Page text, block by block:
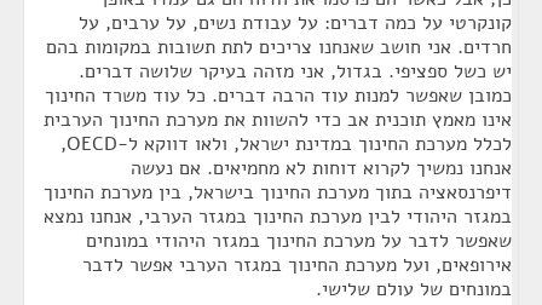
קונקרטי על כמה דברים: על עבודת נשים, על ערבים, על
חרדים. אני חושב שאנחנו צריכים לתת תשובות במקומות בהם
יש כשל ספציפי. בגדול, אני מזהה בעיקר שלושה דברים.
כמובן שאפשר למנות עוד הרבה דברים. כל עוד משרד החינוך
אינו מאמץ תוכנית אב כדי להשוות את מערכת החינוך הערבית
לכלל מערכת החינוך במדינת ישראל, ולאו דווקא ל-OECD,
אנחנו נמשיך לקרוא דוחות לא מחמיאים. אם נעשה
דיפרנסאציה בתוך מערכת החינוך בישראל, בין מערכת החינוך
במגזר היהודי לבין מערכת החינוך במגזר הערבי, אנחנו נמצא
שאפשר לדבר על מערכת החינוך במגזר היהודי במונחים
אירופאים, ועל מערכת החינוך במגזר הערבי אפשר לדבר
במונחים של עולם שלישי.